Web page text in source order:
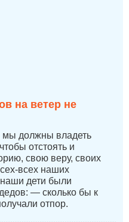
на ветер не
мы должны владеть
отстоять и
свою веру, своих
всех наших
дети были
— сколько бы к
отпор.